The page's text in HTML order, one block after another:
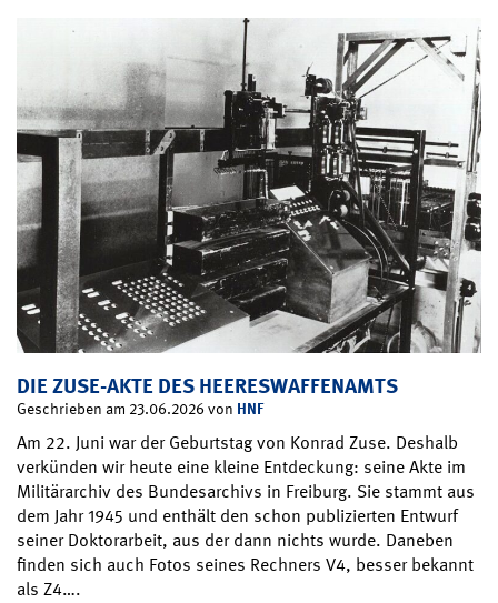
DIE ZUSE-AKTE DES HEERESWAFFENAMTS
Geschrieben am 23.06.2026 von HNF
Am 22. Juni war der Geburtstag von Konrad Zuse. Deshalb
verkünden wir heute eine kleine Entdeckung: seine Akte im
Militärarchiv des Bundesarchivs in Freiburg. Sie stammt aus
dem Jahr 1945 und enthält den schon publizierten Entwurf
seiner Doktorarbeit, aus der dann nichts wurde. Daneben
finden sich auch Fotos seines Rechners V4, besser bekannt
als Z4….